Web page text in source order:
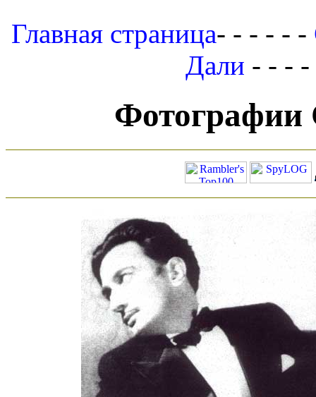
Главная страница- - - - - -
Дали - - -
Фотографии